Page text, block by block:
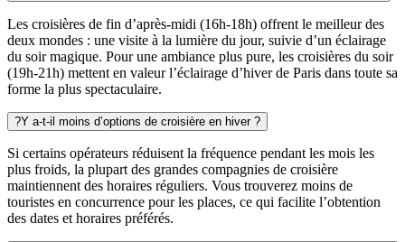
Les croisières de fin d’après-midi (16h-18h) offrent le meilleur des
deux mondes : une visite à la lumière du jour, suivie d’un éclairage
du soir magique. Pour une ambiance plus pure, les croisières du soir
(19h-21h) mettent en valeur l’éclairage d’hiver de Paris dans toute sa
forme la plus spectaculaire.
?Y a-t-il moins d’options de croisière en hiver ?
Si certains opérateurs réduisent la fréquence pendant les mois les
plus froids, la plupart des grandes compagnies de croisière
maintiennent des horaires réguliers. Vous trouverez moins de
touristes en concurrence pour les places, ce qui facilite l’obtention
des dates et horaires préférés.